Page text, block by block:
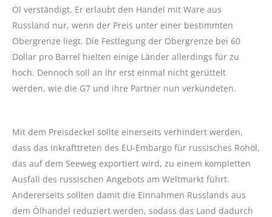
Öl verständigt. Er erlaubt den Handel mit Ware aus
Russland nur, wenn der Preis unter einer bestimmten
Obergrenze liegt. Die Festlegung der Obergrenze bei 60
Dollar pro Barrel hielten einige Länder allerdings für zu
hoch. Dennoch soll an ihr erst einmal nicht gerüttelt
werden, wie die G7 und ihre Partner nun verkündeten.
Mit dem Preisdeckel sollte einerseits verhindert werden,
dass das Inkrafttreten des EU-Embargo für russisches Rohöl,
das auf dem Seeweg exportiert wird, zu einem kompletten
Ausfall des russischen Angebots am Weltmarkt führt.
Andererseits sollten damit die Einnahmen Russlands aus
dem Ölhandel reduziert werden, sodass das Land dadurch